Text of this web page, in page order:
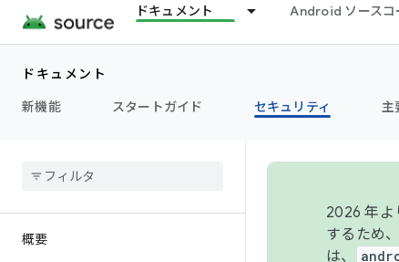
ドキュメント Android ソースコ
ドキュメント
新機能
スタートガイド セキュリティ 主
概要
2026 年よ
するため
は、